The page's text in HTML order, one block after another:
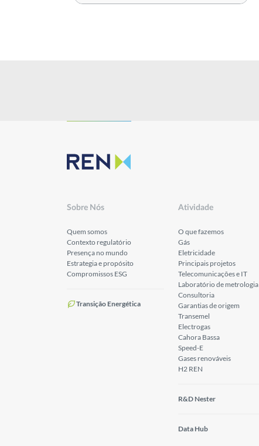
Sobre Nós
Quem somos
Contexto regulatório
Presença no mundo
Estrategia e propósito
Compromissos ESG
Transição Energética
Atividade
O que fazemos
Gás
Eletricidade
Principais projetos
Telecomunicações e IT
Laboratório de metrologia
Consultoria
Garantias de origem
Transemel
Electrogas
Cahora Bassa
Speed-E
Gases renováveis
H2 REN
R&D Nester
Data Hub